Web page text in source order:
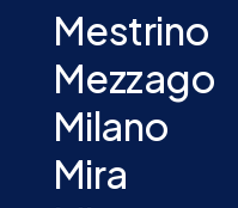
Mestrino
Mezzago
Milano
Mira